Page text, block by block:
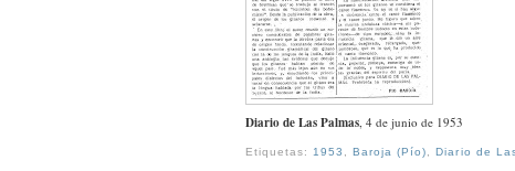
Diario de Las Palmas, 4 de junio de 1953
Etiquetas: 1953 ,Baroja (Pío) ,Diario de